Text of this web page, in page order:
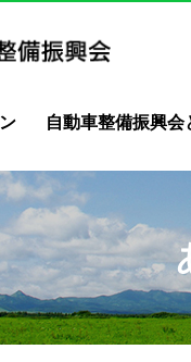
自動車整備振興会